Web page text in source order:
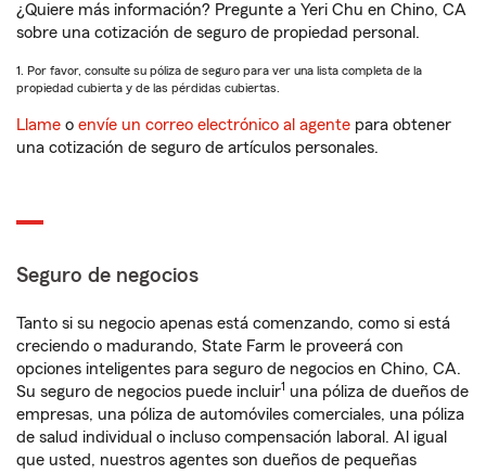
¿Quiere más información? Pregunte a Yeri Chu en Chino, CA
sobre una cotización de seguro de propiedad personal.
1. Por favor, consulte su póliza de seguro para ver una lista completa de la
propiedad cubierta y de las pérdidas cubiertas.
Llame o envíe un correo electrónico al agente para obtener
una cotización de seguro de artículos personales.
Seguro de negocios
Tanto si su negocio apenas está comenzando, como si está
creciendo o madurando, State Farm le proveerá con
opciones inteligentes para seguro de negocios en Chino, CA.
Su seguro de negocios puede incluir1 una póliza de dueños de
empresas, una póliza de automóviles comerciales, una póliza
de salud individual o incluso compensación laboral. Al igual
que usted, nuestros agentes son dueños de pequeñas